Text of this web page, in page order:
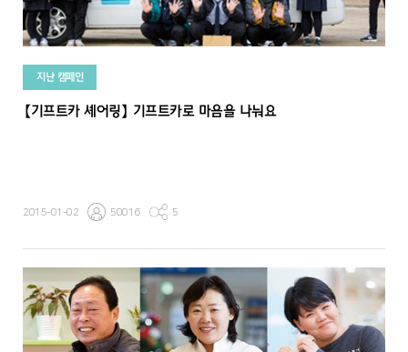
지난 캠페인
【기프트카 셰어링】 기프트카로 마음을 나눠요
2015-01-02 50016 5